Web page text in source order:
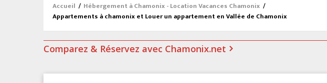
Accueil / Hébergement à Chamonix - Location Vacances Chamonix /
Appartements à chamonix et Louer un appartement en Vallée de Chamonix
Comparez & Réservez avec Chamonix.net